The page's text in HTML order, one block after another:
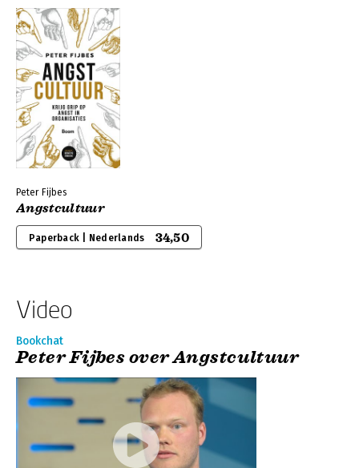
Peter Fijbes
Angstcultuur
Paperback | Nederlands 34,50
Video
Bookchat
Peter Fijbes over Angstcultuur